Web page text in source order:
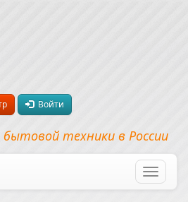
Войти
техники в России